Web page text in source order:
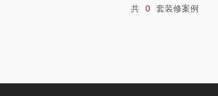
共 0 套装修案例